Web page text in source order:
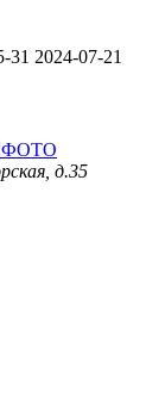
31 2024-07-21
д.35